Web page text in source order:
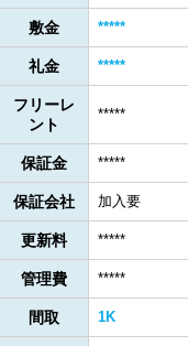
敷金 *****
礼金 *****
フリーレ
ント
*****
保証金 *****
保証会社 加入要
更新料 *****
管理費 *****
間取 1K